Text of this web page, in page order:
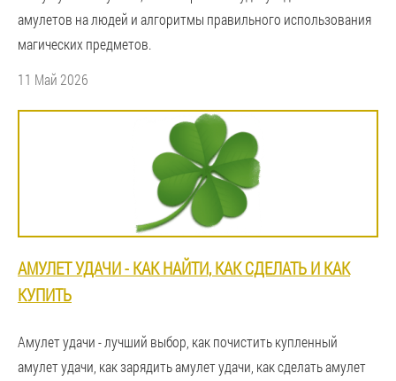
амулетов на людей и алгоритмы правильного использования
магических предметов.
11 Май 2026
АМУЛЕТ УДАЧИ - КАК НАЙТИ, КАК СДЕЛАТЬ И КАК
КУПИТЬ
Амулет удачи - лучший выбор, как почистить купленный
амулет удачи, как зарядить амулет удачи, как сделать амулет